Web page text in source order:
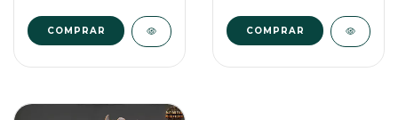
COMPRAR COMPRAR